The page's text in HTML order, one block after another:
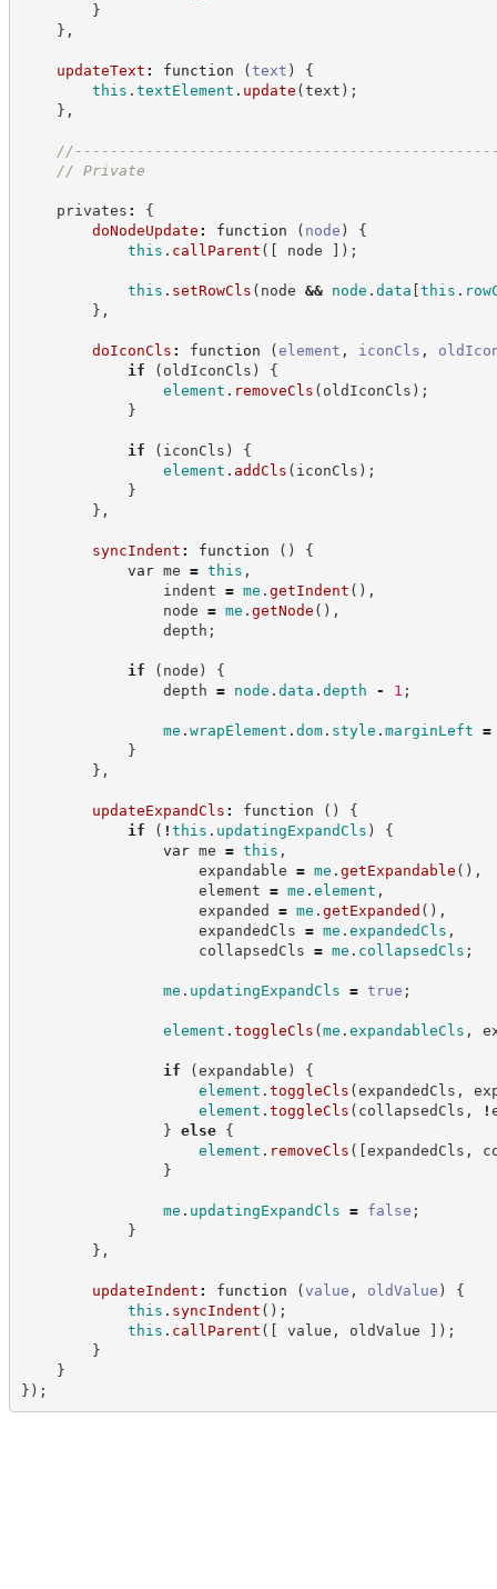
}
} ,
updateText : function (text )
{
this . textElement . update (text ) ;
} ,
//
// Private
privates :
{
doNodeUpdate : function ( node )
{
this . callParent ( [ node ] ) ;
this . setRowCls ( node && node . data [this .
} ,
doIconCls : function (element , iconCls ,
if
( oldIconCls )
{
element . removeCls ( oldIconCls ) ;
}
if ( iconCls )
{
element . addCls ( iconCls ) ;
}
} ,
syncIndent : function ( )
{
var me = this ,
indent = me . getIndent ( ) ,
node = me . getNode ( ) ,
depth ;
if ( node )
{
depth = node . data . depth - 1 ;
me . wrapElement . dom. style . marginLeft =
}
} ,
updateExpandCls : function ( )
{
if
( ! this . updatingExpandCls )
{
var me = this ,
expandable = me . getExpandable ( ) ,
element = me . element ,
expanded = me . getExpanded ( ) ,
expandedCls = me . expandedCls ,
collapsedCls = me . collapsedCls ;
me . updatingExpandCls = true ;
element . toggleCls (me . expandableCls ,
if (expandable )
{
element . toggleCls (expandedCls ,
element . toggleCls ( collapsedCls , !
} else
{
element . removeCls ( [expandedCls ,
}
me . updatingExpandCls = false ;
}
} ,
updateIndent : function (value , oldValue )
{
this . syncIndent ( ) ;
this . callParent ( [ value , oldValue ] ) ;
}
}
} ) ;